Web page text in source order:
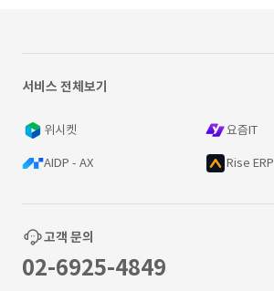
서비스 전체보기
위시켓 요즘IT
AIDP - AX Rise ERP
고객 문의
02-6925-4849